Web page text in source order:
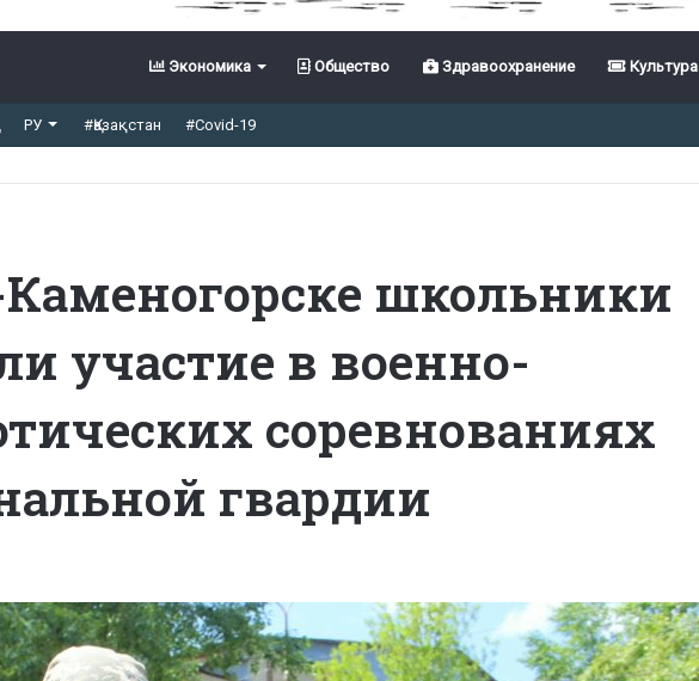
Экономика Общество Здравоохранение Культура
РУ #Қазақстан #Covid-19
школьники
участие в военно-
соревнованиях
гвардии